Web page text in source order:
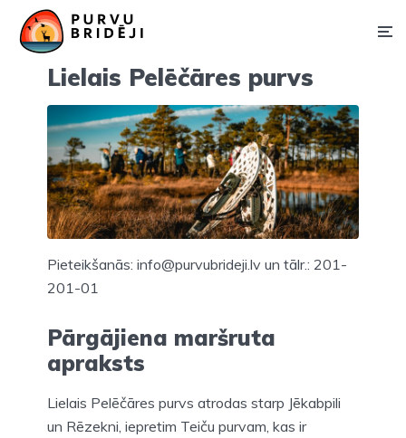
Lielais Pelēčāres purvs
Pieteikšanās: info@purvubrideji.lv un tālr.: 201-
201-01
Pārgājiena maršruta
apraksts
Lielais Pelēčāres purvs atrodas starp Jēkabpili
un Rēzekni, iepretim Teiču purvam, kas ir